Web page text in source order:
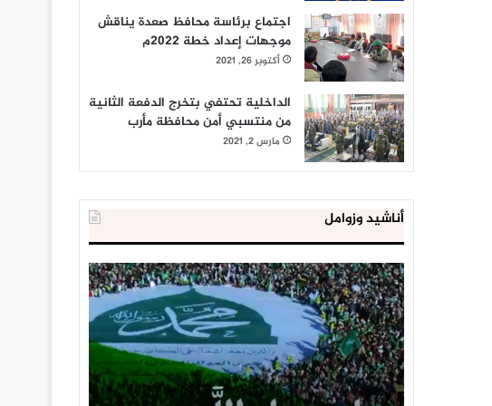
اجتماع برئاسة محافظ صعدة يناقش
موجهات إعداد خطة 2022م
أكتوبر 26, 2021
الداخلية تحتفي بتخرج الدفعة الثانية
من منتسبي أمن محافظة مأرب
مارس 2, 2021
أناشيد وزوامل
العدو
الإسرائيلي
اعتقل
543
طفلا
فلسطينيا
خلال
يناير 31, 2021
الداخلية
المصرية
إحباط
‘مخطط
كبير’
للإخوان